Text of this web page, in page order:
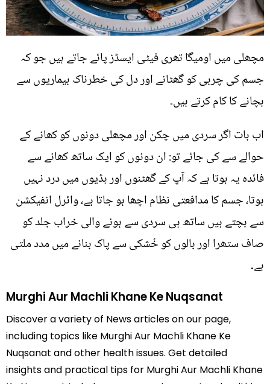
مچھلی میں اومیگا تھری فیٹی ایسڈز پائے جاتے ہیں جو کہ
جسم کی چربی کو گھٹانے اور دل کی خطرناک بیماریوں سے
بچانے کا کام کرتے ہیں۔
اب بات اگر سردی میں چکن اور مچھلی دونوں کو کھانے کے
حوالے سے کی جائے تو: ان دونوں کو ایک ساتھ کھانے سے
فائدہ یہ ہوتا ہے کہ آپ کے گھٹنوں اور ہڈیوں میں درد نہیں
ہوتا، جسم کا مدافعتی نظام اچھا ہو جاتا ہے، وائرل انفیکشن
سے بچتے ہیں ساتھ ہی سردی سے ہونے والی خراب جلد کو
صاف ستھرا اور بالوں کو خُشکی سے پاک بنانے میں مدد ملتی
ہے۔
Murghi Aur Machli Khane Ke Nuqsanat
Discover a variety of News articles on our page,
including topics like Murghi Aur Machli Khane Ke
Nuqsanat and other health issues. Get detailed
insights and practical tips for Murghi Aur Machli Khane